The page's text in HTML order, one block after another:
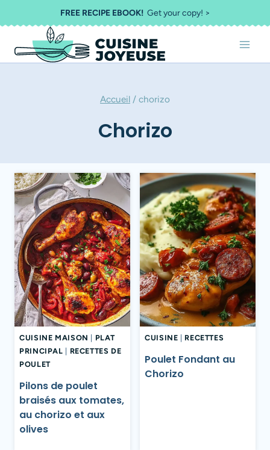
au
contenu
FREE RECIPE EBOOK!Get your copy! >
Accueil / chorizo
Chorizo
CUISINE MAISON
PLAT
PRINCIPAL
RECETTES DE
POULET
Pilons de poulet
braisés aux tomates,
au chorizo et aux
olives
CUISINE RECETTES
Poulet Fondant au
Chorizo